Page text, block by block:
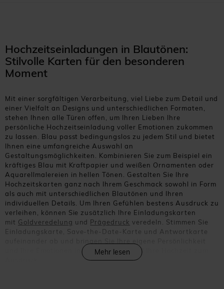
Hochzeitseinladungen in Blautönen:
Stilvolle Karten für den besonderen
Moment
Mit einer sorgfältigen Verarbeitung, viel Liebe zum Detail und
einer Vielfalt an Designs und unterschiedlichen Formaten,
stehen Ihnen alle Türen offen, um Ihren Lieben Ihre
persönliche Hochzeitseinladung voller Emotionen zukommen
zu lassen. Blau passt bedingungslos zu jedem Stil und bietet
Ihnen eine umfangreiche Auswahl an
Gestaltungsmöglichkeiten. Kombinieren Sie zum Beispiel ein
kräftiges Blau mit Kraftpapier und weißen Ornamenten oder
Aquarellmalereien in hellen Tönen. Gestalten Sie Ihre
Hochzeitskarten ganz nach Ihrem Geschmack sowohl in Form
als auch mit unterschiedlichen Blautönen und Ihren
individuellen Details. Um Ihren Gefühlen bestens Ausdruck zu
verleihen, können Sie zusätzlich Ihre Einladungskarten
mit Goldveredelung und Prägedruck veredeln. Stimmen Sie
Einladungskarte, Save-the-Date-Karte und Antwortkarte
und Ihre Emotionen in der Vorfreude auf Ihre Hochzeit zum
Mehr lesen